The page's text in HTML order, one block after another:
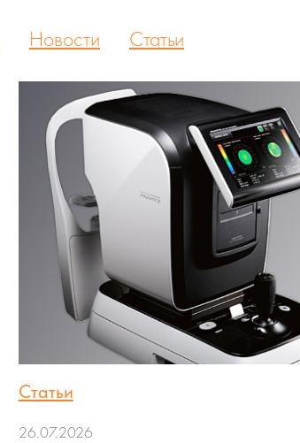
Новости Статьи
Статьи
26.07.2026